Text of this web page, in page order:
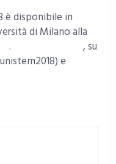
è disponibile in
di Milano alla
.
, su
e